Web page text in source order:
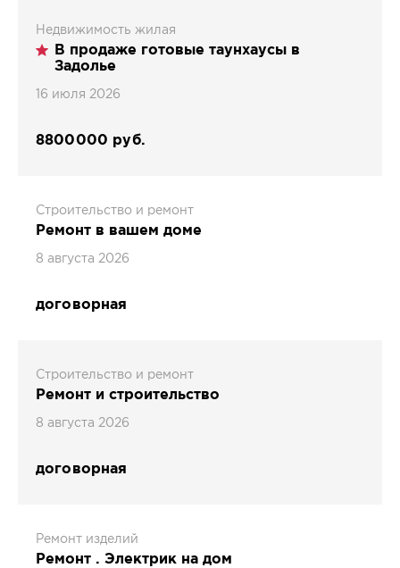
Недвижимость жилая
В продаже готовые таунхаусы в
Задолье
16 июля 2026
8800000 руб.
Строительство и ремонт
Ремонт в вашем доме
8 августа 2026
договорная
Строительство и ремонт
Ремонт и строительство
8 августа 2026
договорная
Ремонт изделий
Ремонт . Электрик на дом